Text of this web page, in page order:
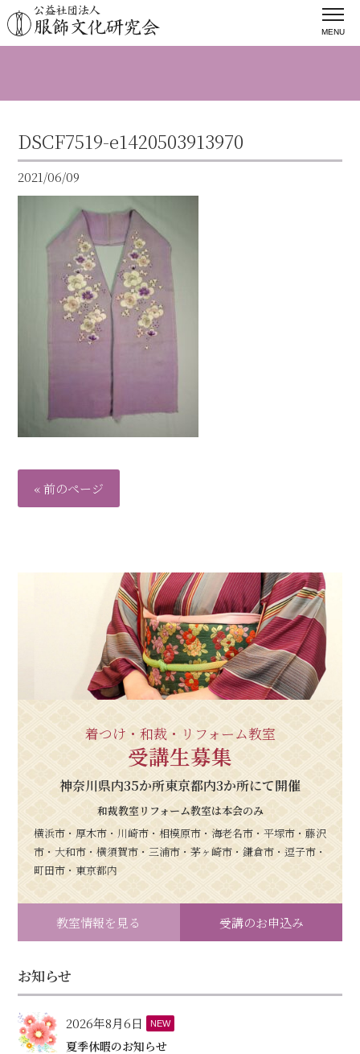
MENU
DSCF7519-e1420503913970
2021/06/09
« 前のページ
着つけ・和裁・リフォーム教室
受講生募集
神奈川県内35か所東京都内3か所にて開催
和裁教室リフォーム教室は本会のみ
横浜市・厚木市・川崎市・相模原市・海老名市・平塚市・藤沢
市・大和市・横須賀市・三浦市・茅ヶ崎市・鎌倉市・逗子市・
町田市・東京都内
教室情報を見る 受講のお申込み
お知らせ
2026年8月6日 NEW
夏季休暇のお知らせ